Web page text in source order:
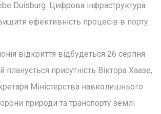
Duisburg. Цифрова інфраструктура
ефективність процесів в порту.
відкриття відбудеться 26 серпня
планується присутність Віктора Хаазе,
Міністерства навколишнього
природи та транспорту землі